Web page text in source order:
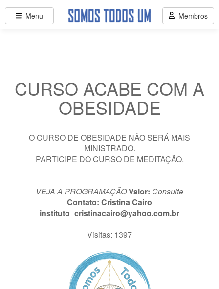
CURSO ACABE COM A
OBESIDADE
O CURSO DE OBESIDADE NÃO SERÁ MAIS
MINISTRADO.
PARTICIPE DO CURSO DE MEDITAÇÃO.
VEJA A PROGRAMAÇÃOValor: Consulte
Contato: Cristina Cairo
instituto_cristinacairo@yahoo.com.br
Visitas: 1397
Menu Membros